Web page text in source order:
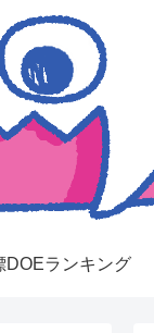
DOEランキング